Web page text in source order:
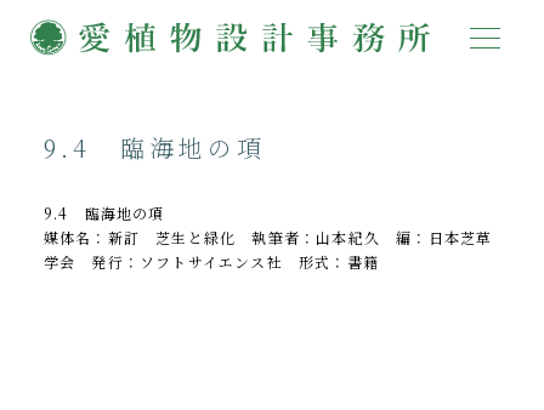
9.4 臨海地の項
9.4 臨海地の項
媒体名：新訂 芝生と緑化 執筆者：山本紀久 編：日本芝草
学会 発行：ソフトサイエンス社 形式：書籍